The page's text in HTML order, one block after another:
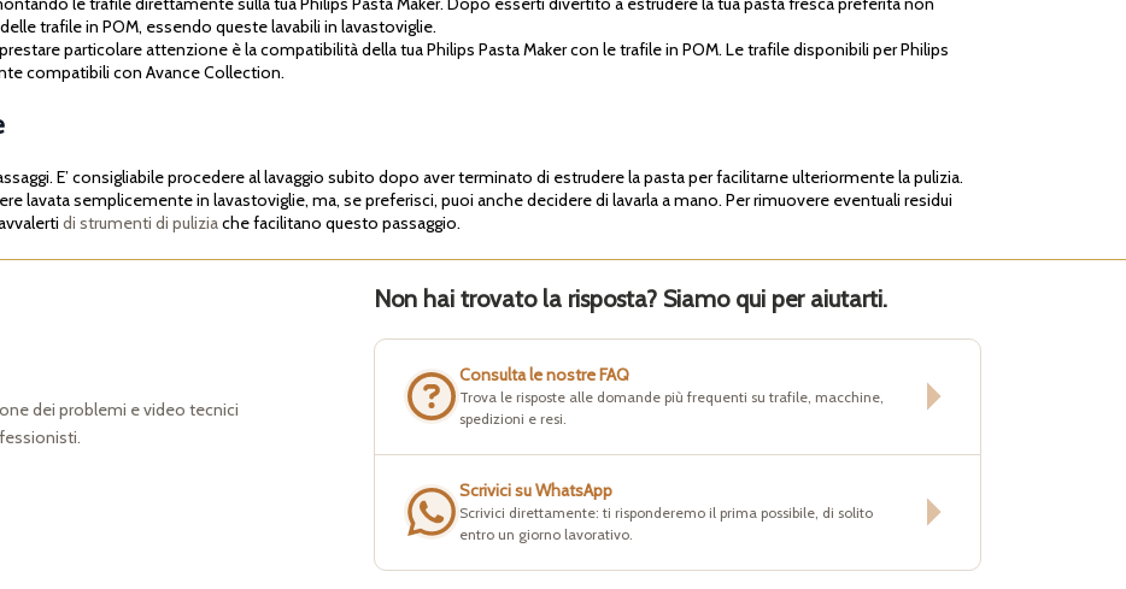
trafile in POM, essendo queste lavabili in lavastoviglie.
particolare attenzione è la compatibilità della tua Philips Pasta Maker con le trafile in POM. Le trafile disponibili per Philips
compatibili con Avance Collection.
E’ consigliabile procedere al lavaggio subito dopo aver terminato di estrudere la pasta per facilitarne ulteriormente la pulizia.
lavata semplicemente in lavastoviglie, ma, se preferisci, puoi anche decidere di lavarla a mano. Per rimuovere eventuali residui
di strumenti di puliziache facilitano questo passaggio.
dei problemi e video tecnici
Non hai trovato la risposta? Siamo qui per aiutarti.
Consulta le nostre FAQ
Trova le risposte alle domande più frequenti su trafile, macchine,
spedizioni e resi.
Scrivici su WhatsApp
Scrivici direttamente: ti risponderemo il prima possibile, di solito
entro un giorno lavorativo.